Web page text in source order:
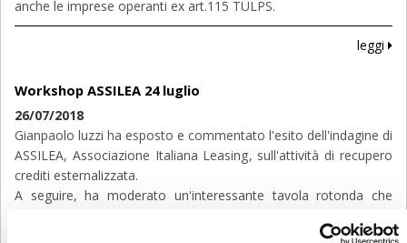
anche le imprese operanti ex art.115 TULPS.
leggi
Workshop ASSILEA 24 luglio
26/07/2018
Gianpaolo luzzi ha esposto e commentato l'esito dell'indagine di
ASSILEA, Associazione Italiana Leasing, sull'attività di recupero
crediti esternalizzata.
A seguire, ha moderato un'interessante tavola rotonda che
un confronto sulle conclusioni formulate nell'indagine.